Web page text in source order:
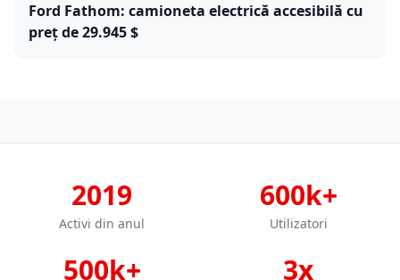
Ford Fathom: camioneta electrică accesibilă cu
preț de 29.945 $
2019
Activi din anul
600k+
Utilizatori
500k+ 3x